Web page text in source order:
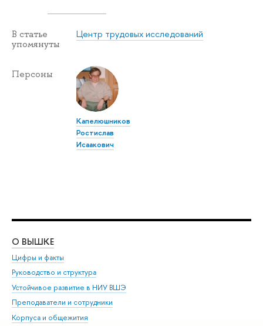
В статье
упомянуты
Центр трудовых исследований
Персоны
Капелюшников
Ростислав
Исаакович
О ВЫШКЕ
Цифры и факты
Руководство и структура
Устойчивое развитие в НИУ ВШЭ
Преподаватели и сотрудники
Корпуса и общежития